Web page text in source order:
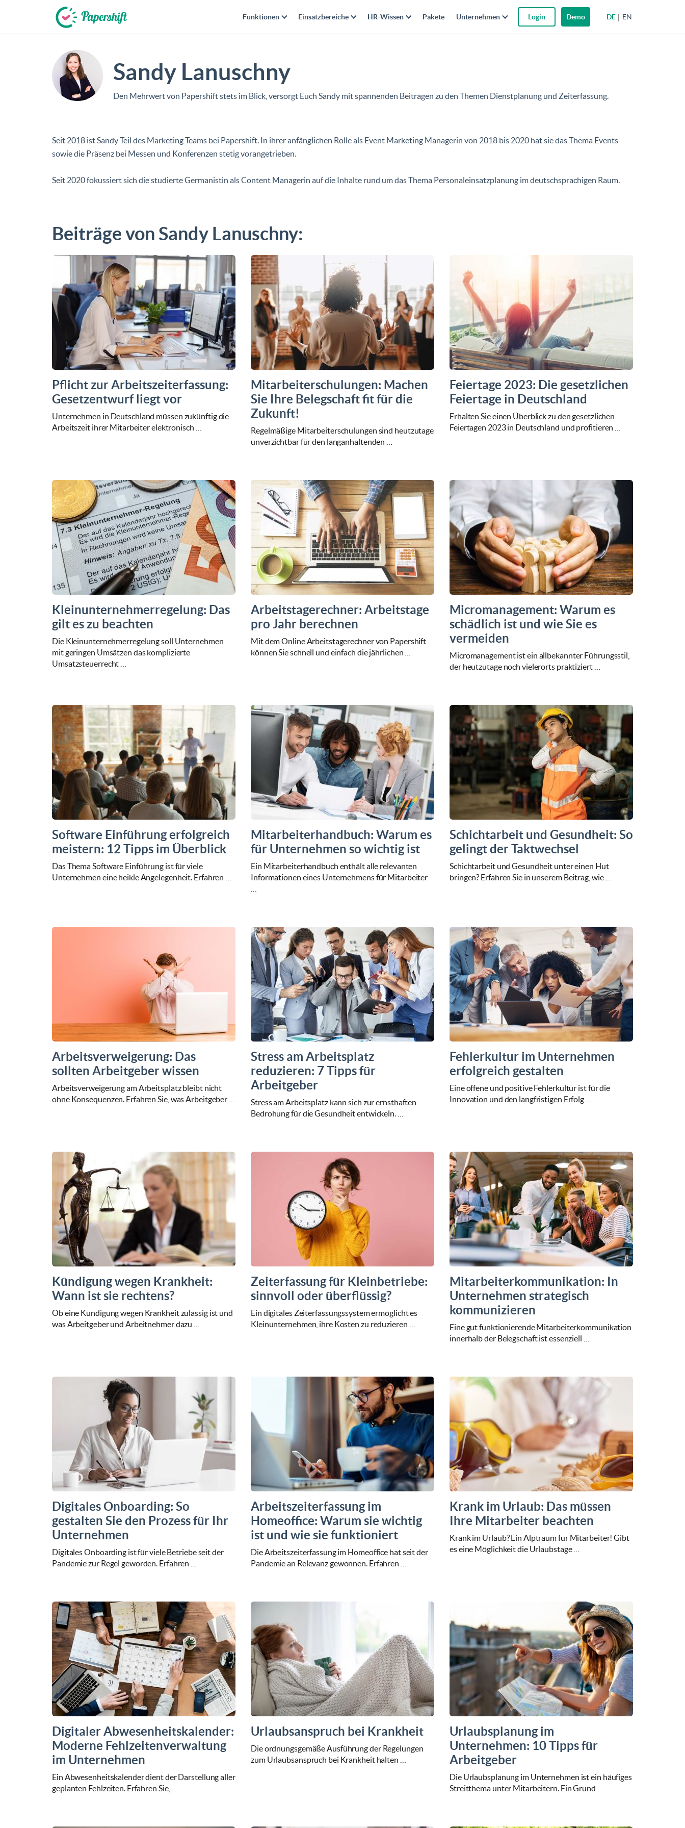
DE EN
Funktionen Einsatzbereiche HR-Wissen Pakete Unternehmen Login Demo
Sandy Lanuschny
Den Mehrwert von Papershift stets im Blick, versorgt Euch Sandy mit spannenden Beiträgen zu den Themen Dienstplanung und Zeiterfassung.
Seit 2018 ist Sandy Teil des Marketing Teams bei Papershift. In ihrer anfänglichen Rolle als Event Marketing Managerin von 2018 bis 2020 hat sie das Thema Events
sowie die Präsenz bei Messen und Konferenzen stetig vorangetrieben.
Seit 2020 fokussiert sich die studierte Germanistin als Content Managerin auf die Inhalte rund um das Thema Personaleinsatzplanung im deutschsprachigen Raum.
Beiträge von Sandy Lanuschny:
Pflicht zur Arbeitszeiterfassung:
Gesetzentwurf liegt vor
Unternehmen in Deutschland müssen zukünftig die
Arbeitszeit ihrer Mitarbeiter elektronisch …
Mitarbeiterschulungen: Machen
Sie Ihre Belegschaft fit für die
Zukunft!
Regelmäßige Mitarbeiterschulungen sind heutzutage
unverzichtbar für den langanhaltenden …
Feiertage 2023: Die gesetzlichen
Feiertage in Deutschland
Erhalten Sie einen Überblick zu den gesetzlichen
Feiertagen 2023 in Deutschland und profitieren …
Kleinunternehmerregelung: Das
gilt es zu beachten
Die Kleinunternehmerregelung soll Unternehmen
mit geringen Umsätzen das komplizierte
Umsatzsteuerrecht …
Arbeitstagerechner: Arbeitstage
pro Jahr berechnen
Mit dem Online Arbeitstagerechner von Papershift
können Sie schnell und einfach die jährlichen …
Micromanagement: Warum es
schädlich ist und wie Sie es
vermeiden
Micromanagement ist ein allbekannter Führungsstil,
der heutzutage noch vielerorts praktiziert …
Software Einführung erfolgreich
meistern: 12 Tipps im Überblick
Das Thema Software Einführung ist für viele
Unternehmen eine heikle Angelegenheit. Erfahren …
Mitarbeiterhandbuch: Warum es
für Unternehmen so wichtig ist
Ein Mitarbeiterhandbuch enthält alle relevanten
Informationen eines Unternehmens für Mitarbeiter
Schichtarbeit und Gesundheit: So
gelingt der Taktwechsel
Schichtarbeit und Gesundheit unter einen Hut
bringen? Erfahren Sie in unserem Beitrag, wie …
Arbeitsverweigerung: Das
sollten Arbeitgeber wissen
Arbeitsverweigerung am Arbeitsplatz bleibt nicht
ohne Konsequenzen. Erfahren Sie, was Arbeitgeber …
Stress am Arbeitsplatz
reduzieren: 7 Tipps für
Arbeitgeber
Stress am Arbeitsplatz kann sich zur ernsthaften
Bedrohung für die Gesundheit entwickeln. …
Fehlerkultur im Unternehmen
erfolgreich gestalten
Eine offene und positive Fehlerkultur ist für die
Innovation und den langfristigen Erfolg …
Kündigung wegen Krankheit:
Wann ist sie rechtens?
Ob eine Kündigung wegen Krankheit zulässig ist und
was Arbeitgeber und Arbeitnehmer dazu …
Zeiterfassung für Kleinbetriebe:
sinnvoll oder überflüssig?
Ein digitales Zeiterfassungssystem ermöglicht es
Kleinunternehmen, ihre Kosten zu reduzieren …
Mitarbeiterkommunikation: In
Unternehmen strategisch
kommunizieren
Eine gut funktionierende Mitarbeiterkommunikation
innerhalb der Belegschaft ist essenziell …
Digitales Onboarding: So
gestalten Sie den Prozess für Ihr
Unternehmen
Digitales Onboarding ist für viele Betriebe seit der
Pandemie zur Regel geworden. Erfahren …
Arbeitszeiterfassung im
Homeoffice: Warum sie wichtig
ist und wie sie funktioniert
Die Arbeitszeiterfassung im Homeoffice hat seit der
Pandemie an Relevanz gewonnen. Erfahren …
Krank im Urlaub: Das müssen
Ihre Mitarbeiter beachten
Krank im Urlaub? Ein Alptraum für Mitarbeiter! Gibt
es eine Möglichkeit die Urlaubstage …
Digitaler Abwesenheitskalender:
Moderne Fehlzeitenverwaltung
im Unternehmen
Ein Abwesenheitskalender dient der Darstellung aller
geplanten Fehlzeiten. Erfahren Sie, …
Urlaubsanspruch bei Krankheit
Die ordnungsgemäße Ausführung der Regelungen
zum Urlaubsanspruch bei Krankheit halten …
Urlaubsplanung im
Unternehmen: 10 Tipps für
Arbeitgeber
Die Urlaubsplanung im Unternehmen ist ein häufiges
Streitthema unter Mitarbeitern. Ein Grund …